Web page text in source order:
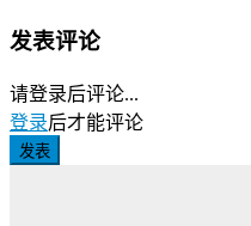
发表评论
请登录后评论...
登录后才能评论
发表